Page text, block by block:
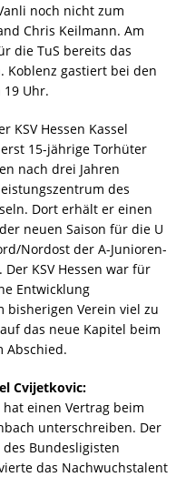
noch nicht zum
Chris Keilmann. Am
die TuS bereits das
Koblenz gastiert bei den
Uhr.
KSV Hessen Kassel
15-jährige Torhüter
nach drei Jahren
des
Dort erhält er einen
neuen Saison für die U
Nordost der A-Junioren-
KSV Hessen war für
Entwicklung
bisherigen Verein viel zu
das neue Kapitel beim
Abschied.
Cvijetkovic:
einen Vertrag beim
unterschreiben. Der
Bundesligisten
das Nachwuchstalent